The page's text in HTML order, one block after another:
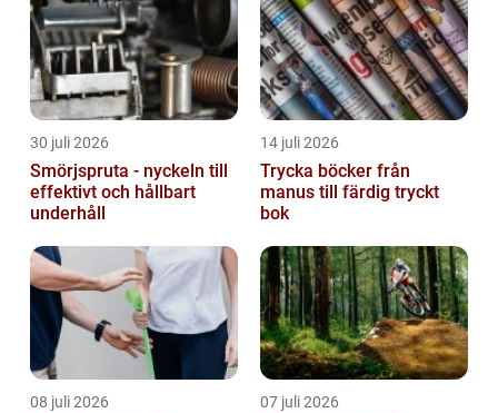
30 juli 2026
Smörjspruta - nyckeln till
effektivt och hållbart
underhåll
14 juli 2026
Trycka böcker från
manus till färdig tryckt
bok
08 juli 2026 07 juli 2026